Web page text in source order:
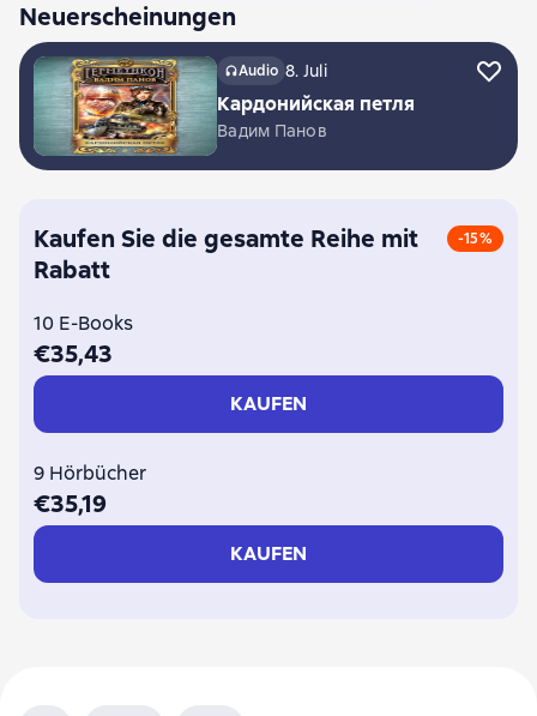
Neuerscheinungen
Audio 8. Juli
Кардонийская петля
Вадим Панов
Kaufen Sie die gesamte Reihe mit
Rabatt
-15%
10 E-Books
€35,43
KAUFEN
9 Hörbücher
€35,19
KAUFEN